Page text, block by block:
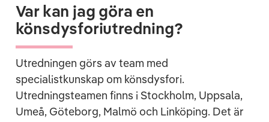
Var kan jag göra en
könsdysforiutredning?
Utredningen görs av team med
specialistkunskap om könsdysfori.
Utredningsteamen finns i Stockholm, Uppsala,
Umeå, Göteborg, Malmö och Linköping. Det är